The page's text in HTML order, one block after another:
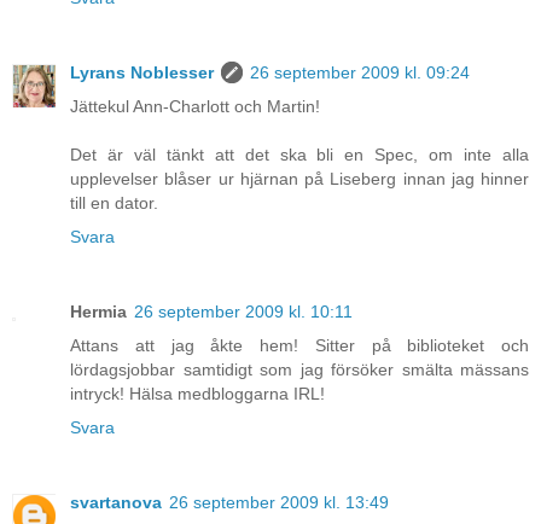
Lyrans Noblesser
26 september 2009 kl. 09:24
Jättekul Ann-Charlott och Martin!
Det är väl tänkt att det ska bli en Spec, om inte alla
upplevelser blåser ur hjärnan på Liseberg innan jag hinner
till en dator.
Svara
Hermia 26 september 2009 kl. 10:11
Attans att jag åkte hem! Sitter på biblioteket och
lördagsjobbar samtidigt som jag försöker smälta mässans
intryck! Hälsa medbloggarna IRL!
Svara
svartanova 26 september 2009 kl. 13:49